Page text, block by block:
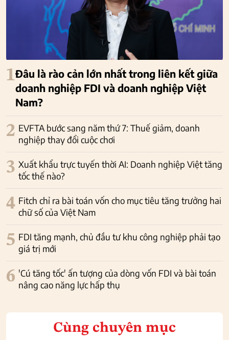
1Đâu là rào cản lớn nhất trong liên kết giữa
doanh nghiệp FDI và doanh nghiệp Việt
Nam?
2 EVFTA bước sang năm thứ 7: Thuế giảm, doanh
nghiệp thay đổi cuộc chơi
3 Xuất khẩu trực tuyến thời AI: Doanh nghiệp Việt tăng
tốc thế nào?
4 Fitch chỉ ra bài toán vốn cho mục tiêu tăng trưởng hai
chữ số của Việt Nam
5 FDI tăng mạnh, chủ đầu tư khu công nghiệp phải tạo
giá trị mới
6 'Cú tăng tốc' ấn tượng của dòng vốn FDI và bài toán
nâng cao năng lực hấp thụ
Cùng chuyên mục